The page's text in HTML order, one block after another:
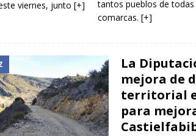
viernes, junto [+]
tantos pueblos de todas
comarcas. [+]
La
mejora de
territorial
para